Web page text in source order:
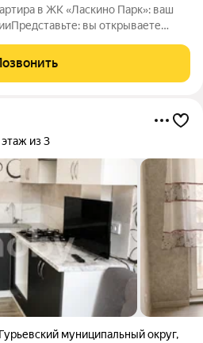
в ЖК «Ласкино Парк»: ваш
вы открываете
Всё готово для жизни
каждым
этаж из 3
Гурьевский муниципальный округ,